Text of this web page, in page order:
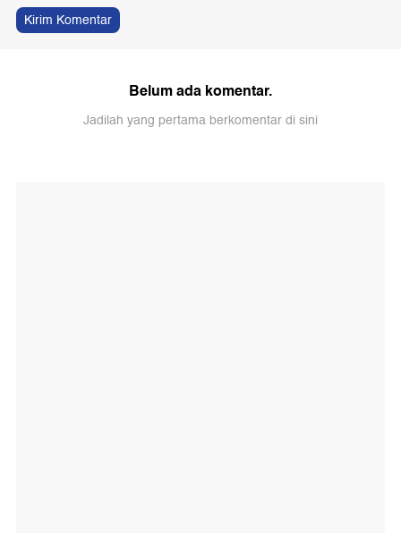
Kirim Komentar
Belum ada komentar.
Jadilah yang pertama berkomentar di sini